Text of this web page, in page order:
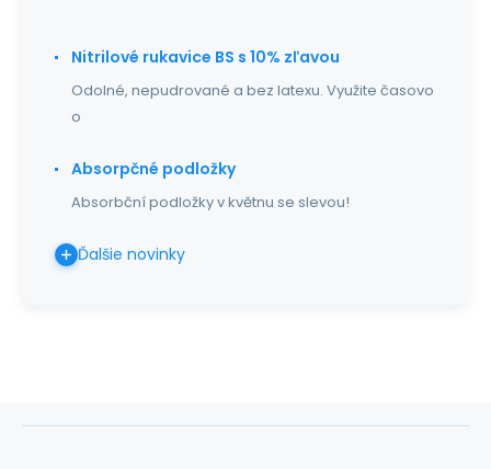
Nitrilové rukavice BS s 10% zľavou
Odolné, nepudrované a bez latexu. Využite časovo
o
Absorpčné podložky
Absorbční podložky v květnu se slevou!
Ďalšie novinky